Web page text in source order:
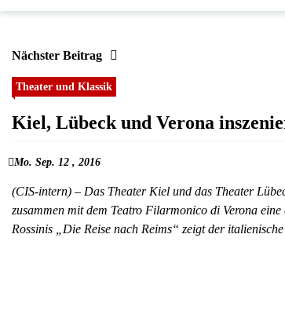
Nächster Beitrag
Theater und Klassik
Kiel, Lübeck und Verona
Mo. Sep. 12 , 2016
(CIS-intern) – Das Theater Kiel und das Theater
zusammen mit dem Teatro Filarmonico di Verona
Rossinis „Die Reise nach Reims“ zeigt der